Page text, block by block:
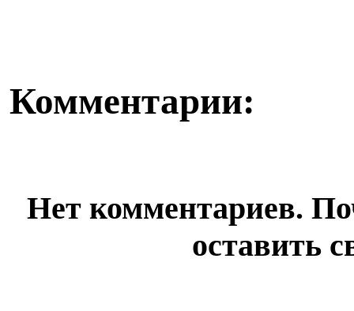
Комментарии:
Нет комментариев.
оставить